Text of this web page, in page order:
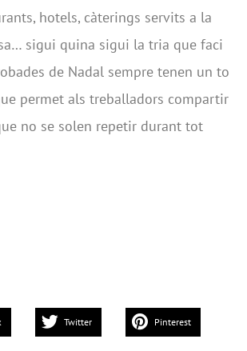
hotels, càterings servits a la
sigui quina sigui la tria que faci
de Nadal sempre tenen un to
permet als treballadors compartir
no se solen repetir durant tot
Twitter Pinterest